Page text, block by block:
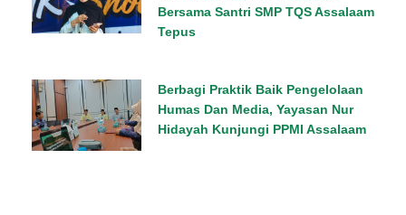
Bersama Santri SMP TQS Assalaam
Tepus
Berbagi Praktik Baik Pengelolaan
Humas Dan Media, Yayasan Nur
Hidayah Kunjungi PPMI Assalaam